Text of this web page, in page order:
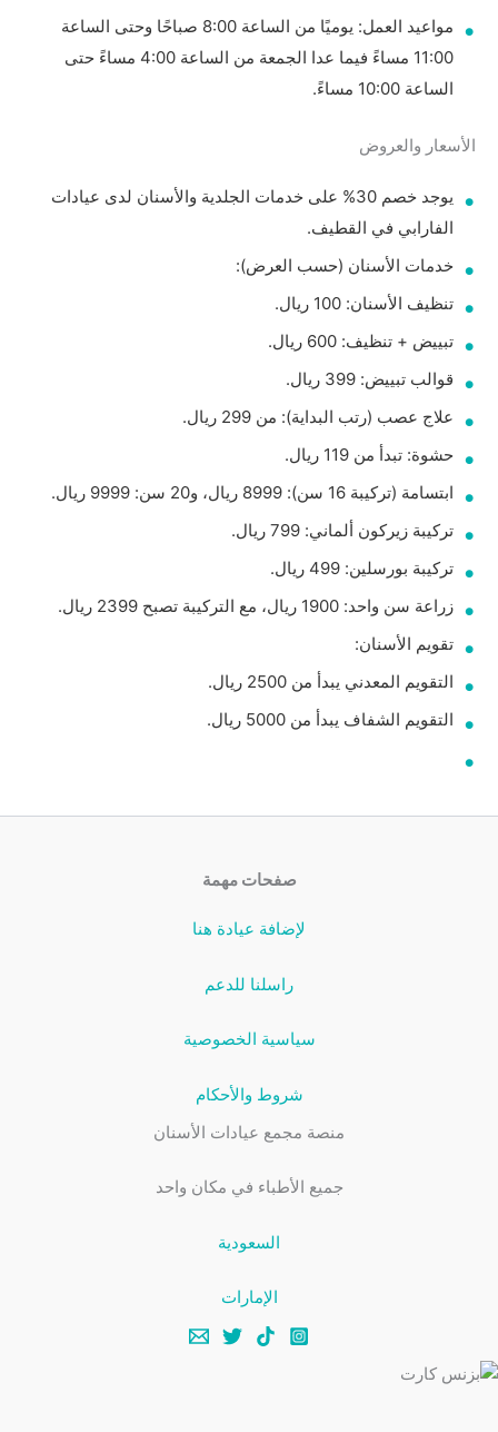
مواعيد العمل: يوميًا من الساعة 8:00 صباحًا وحتى الساعة
11:00 مساءً فيما عدا الجمعة من الساعة 4:00 مساءً حتى
الساعة 10:00 مساءً.
الأسعار والعروض
يوجد خصم 30% على خدمات الجلدية والأسنان لدى عيادات
الفارابي في القطيف.
خدمات الأسنان (حسب العرض):
تنظيف الأسنان: 100 ريال.
تبييض + تنظيف: 600 ريال.
قوالب تبييض: 399 ريال.
علاج عصب (رتب البداية): من 299 ريال.
حشوة: تبدأ من 119 ريال.
ابتسامة (تركيبة 16 سن): 8999 ريال، و20 سن: 9999 ريال.
تركيبة زيركون ألماني: 799 ريال.
تركيبة بورسلين: 499 ريال.
زراعة سن واحد: 1900 ريال، مع التركيبة تصبح 2399 ريال.
تقويم الأسنان:
التقويم المعدني يبدأ من 2500 ريال.
التقويم الشفاف يبدأ من 5000 ريال.
صفحات مهمة
لإضافة عيادة هنا
راسلنا للدعم
سياسية الخصوصية
شروط والأحكام
منصة مجمع عيادات الأسنان
جميع الأطباء في مكان واحد
السعودية
الإمارات